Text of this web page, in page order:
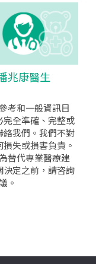
兆康醫生
考和一般資訊目
全準確、完整或
我們。我們不對
失或損害負責。
替代專業醫療建
定之前，請咨詢
。